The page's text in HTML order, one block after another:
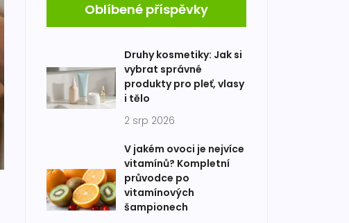
Oblíbené příspěvky
Druhy kosmetiky: Jak si
vybrat správné
produkty pro pleť, vlasy
i tělo
2 srp 2026
V jakém ovoci je nejvíce
vitamínů? Kompletní
průvodce po
vitamínových
šampionech